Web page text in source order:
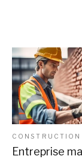
CONSTRUCTION
Entreprise